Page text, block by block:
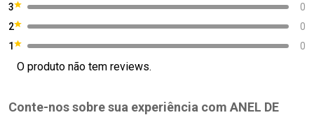
3
0
2
0
1
0
O produto não tem reviews.
Conte-nos sobre sua experiência com ANEL DE